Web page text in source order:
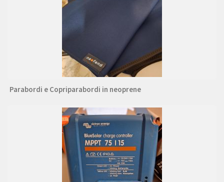
Parabordi e Copriparabordi in neoprene